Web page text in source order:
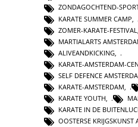
ZONDAGOCHTEND-
KARATE SUMMER CAMP
ZOMER-KARATE-FESTIVAL
MARTIALARTS
ALIVEANDKICKING
KARATE-AMSTERDAM-
SELF DEFENCE
KARATE-AMSTERDAM
KARATE YOUTH
KARATE IN DE
OOSTERSE KRIJGSKUNST